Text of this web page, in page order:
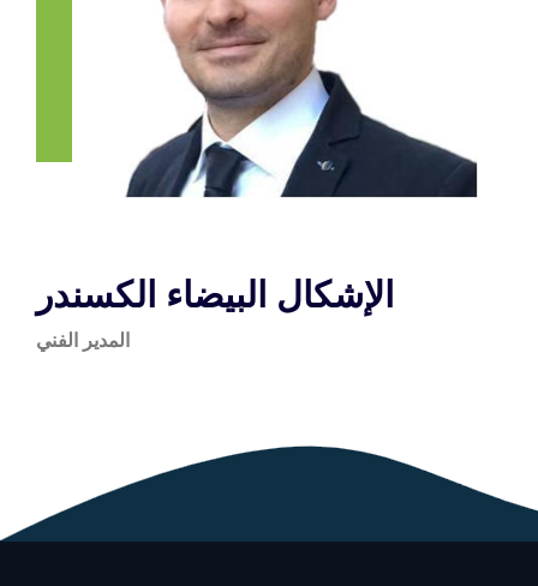
الإشكال البيضاء الكسندر
المدير الفني